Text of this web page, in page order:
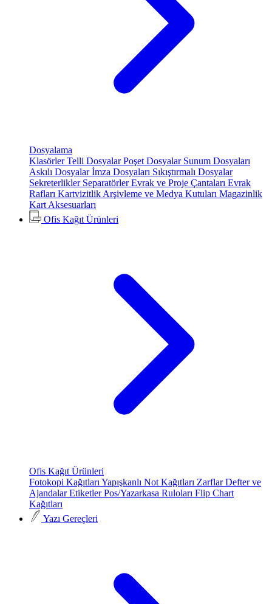
Dosyalama
KlasörlerTelli DosyalarPoşet Dosyalar Sunum Dosyaları
Askılı Dosyalarİmza Dosyaları Sıkıştırmalı Dosyalar
Sekreterlikler SeparatörlerEvrak ve Proje Çantaları Evrak
Rafları Kartvizitlik Arşivleme ve Medya Kutuları Magazinlik
Kart Aksesuarları
Ofis Kağıt Ürünleri
Ofis Kağıt Ürünleri
Fotokopi Kağıtları Yapışkanlı Not Kağıtları ZarflarDefter ve
AjandalarEtiketlerPos/Yazarkasa Ruloları Flip Chart
Kağıtları
Yazı Gereçleri